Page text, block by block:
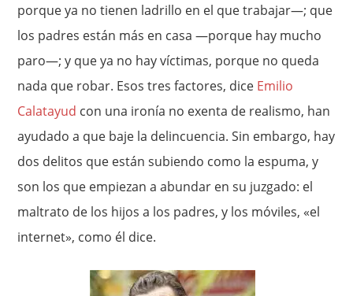
porque ya no tienen ladrillo en el que trabajar—; que
los padres están más en casa —porque hay mucho
paro—; y que ya no hay víctimas, porque no queda
nada que robar. Esos tres factores, dice Emilio
Calatayud con una ironía no exenta de realismo, han
ayudado a que baje la delincuencia. Sin embargo, hay
dos delitos que están subiendo como la espuma, y
son los que empiezan a abundar en su juzgado: el
maltrato de los hijos a los padres, y los móviles, «el
internet», como él dice.